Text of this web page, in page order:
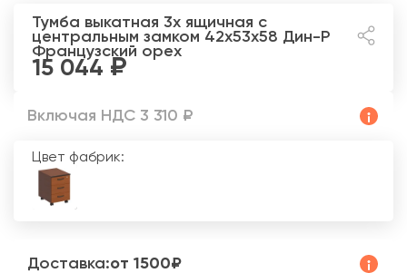
Тумба выкатная 3х ящичная с
центральным замком 42x53x58 Дин-Р
Французский орех
15 044
Включая НДС 3 310 ₽
Цвет фабрик:
Доставка:от 1500₽